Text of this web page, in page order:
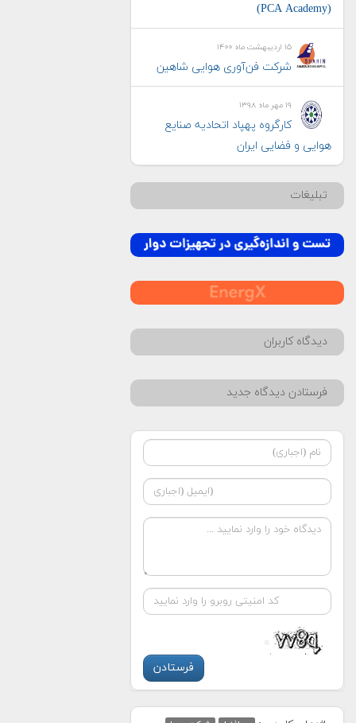
(PCA Academy)
۱۵ اردیبهشت ماه ۱۴۰۰
شرکت فن‌آوری هوایی شاهین
۱۹ مهر ماه ۱۳۹۸
کارگروه پهپاد اتحادیه صنایع
هوایی و فضایی ایران
تبلیغات
دیدگاه کاربران
فرستادن دیدگاه جدید